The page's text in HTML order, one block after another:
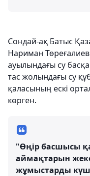
Сондай-ақ Батыс
Нариман
ауылындағы су
тас жолындағы су
қаласының ескі
көрген.
"Өңір басшысы
аймақтарын
жұмыстарды